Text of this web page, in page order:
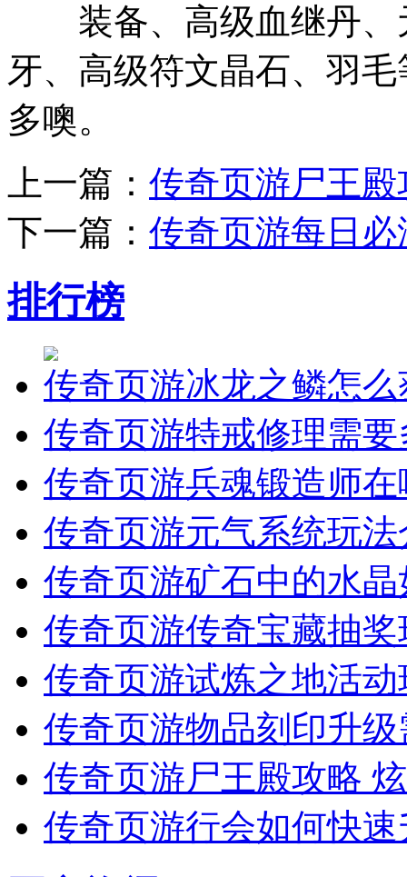
装备、高级血继丹、
牙、高级符文晶石、羽
多噢。
上一篇： 传奇页游尸王
下一篇： 传奇页游每日
排行榜
传奇页游冰龙之鳞怎么
传奇页游特戒修理需
传奇页游兵魂锻造师在
传奇页游元气系统玩法
传奇页游矿石中的水
传奇页游传奇宝藏抽
传奇页游试炼之地活
传奇页游物品刻印升
传奇页游尸王殿攻略
传奇页游行会如何快速